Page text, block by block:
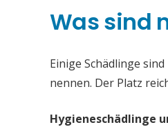
Was sind
Einige Schädlinge
nennen. Der Platz
Hygieneschädlinge